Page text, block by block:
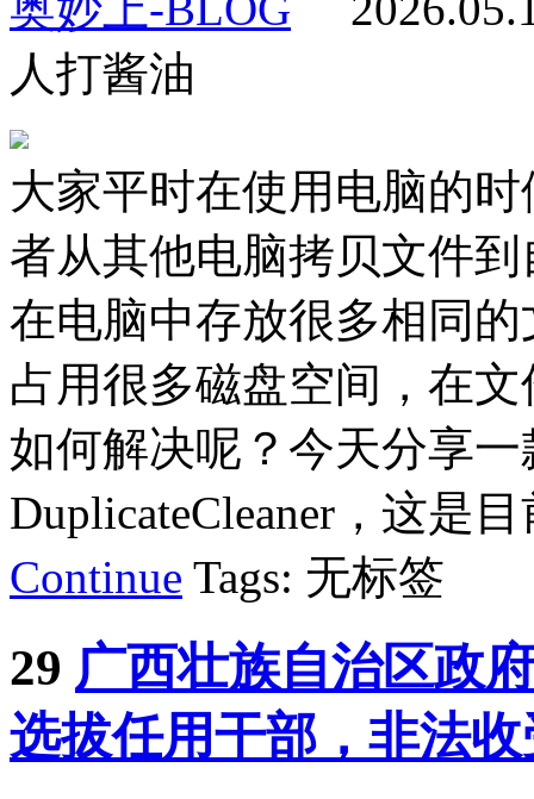
人打酱油
大家平时在使用电脑的
者从其他电脑拷贝文件
在电脑中存放很多相同
占用很多磁盘空间，在
如何解决呢？今天分享
DuplicateCleaner，这是
Continue Tags: 无标签
29 广西壮族自治区政
选拔任用干部，非法